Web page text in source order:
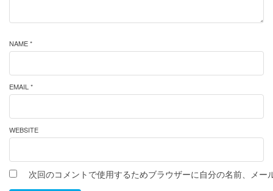
NAME *
EMAIL *
WEBSITE
次回のコメントで使用するためブラウザーに自分の名前、メー